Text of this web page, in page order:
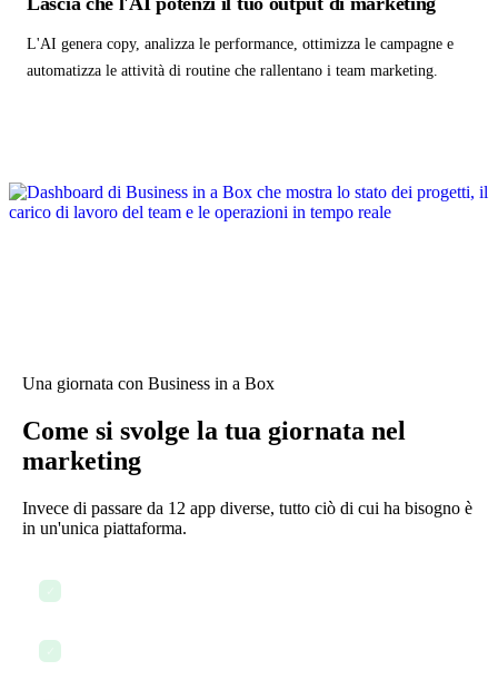
L'AI genera copy, analizza le performance, ottimizza le campagne e
automatizza le attività di routine che rallentano i team marketing.
Una giornata con Business in a Box
Come si svolge la tua giornata nel
marketing
Invece di passare da 12 app diverse, tutto ciò di cui ha bisogno è
in un'unica piattaforma.